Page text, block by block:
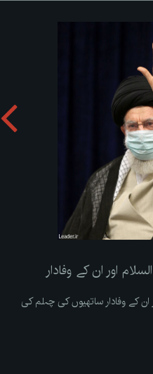
اور ان کے وفادار ساتھیوں
تصویری البم دریافت کریں:
اور ان کے وفادار
ان کے وفادار ساتھیوں کی چہلم کی